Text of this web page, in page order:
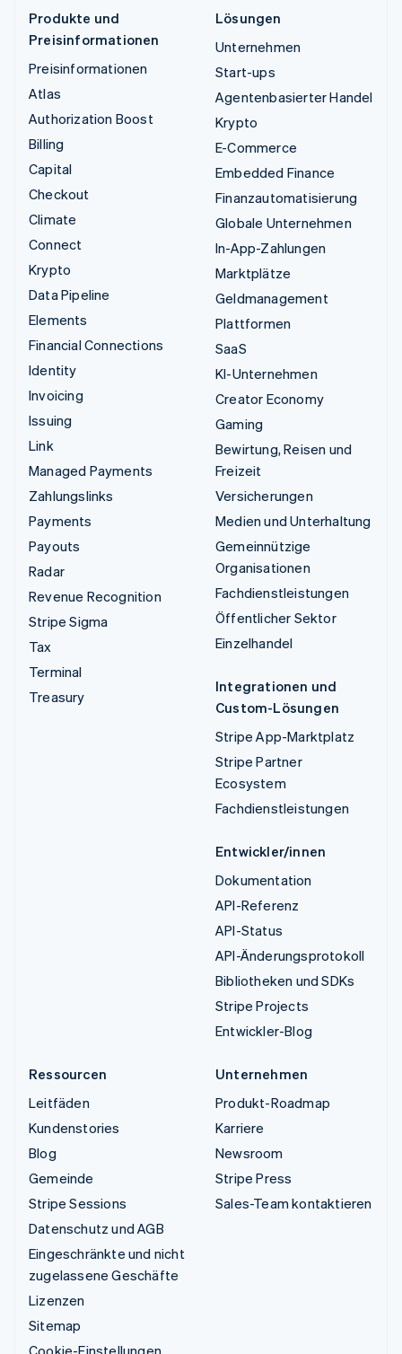
Jetzt ansehen
Produkte und
Preisinformationen
Preisinformationen
Atlas
Authorization Boost
Billing
Capital
Checkout
Climate
Connect
Krypto
Data Pipeline
Elements
Financial Connections
Identity
Invoicing
Issuing
Link
Managed Payments
Zahlungslinks
Payments
Payouts
Radar
Revenue Recognition
Stripe Sigma
Tax
Terminal
Treasury
Lösungen
Unternehmen
Start-ups
Agentenbasierter Handel
Krypto
E-Commerce
Embedded Finance
Finanzautomatisierung
Globale Unternehmen
In-App-Zahlungen
Marktplätze
Geldmanagement
Plattformen
SaaS
KI-Unternehmen
Creator Economy
Gaming
Bewirtung, Reisen und
Freizeit
Versicherungen
Medien und Unterhaltung
Gemeinnützige
Organisationen
Fachdienstleistungen
Öffentlicher Sektor
Einzelhandel
Integrationen und
Custom-Lösungen
Stripe App-Marktplatz
Stripe Partner
Ecosystem
Fachdienstleistungen
Entwickler/innen
Dokumentation
API-Referenz
API-Status
API-Änderungsprotokoll
Bibliotheken und SDKs
Stripe Projects
Entwickler-Blog
Ressourcen
Leitfäden
Kundenstories
Blog
Gemeinde
Stripe Sessions
Datenschutz und AGB
Eingeschränkte und nicht
zugelassene Geschäfte
Lizenzen
Sitemap
Unternehmen
Produkt-Roadmap
Karriere
Newsroom
Stripe Press
Sales-Team kontaktieren